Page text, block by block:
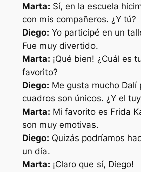
Marta: Sí, en la escuela
con mis compañeros. ¿Y tú?
Diego: Yo participé en un
Fue muy divertido.
Marta: ¡Qué bien! ¿Cuál es
favorito?
Diego: Me gusta mucho Dalí
cuadros son únicos. ¿Y el
Marta: Mi favorito es Frida
son muy emotivas.
Diego: Quizás podríamos
un día.
Marta: ¡Claro que sí, Diego!